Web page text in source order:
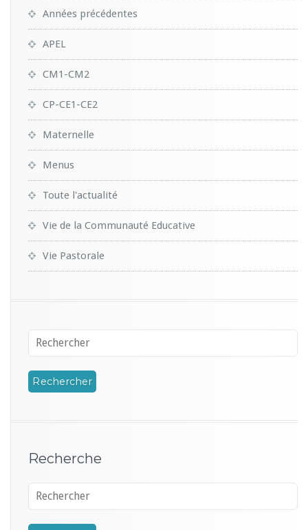
Années précédentes
APEL
CM1-CM2
CP-CE1-CE2
Maternelle
Menus
Toute l'actualité
Vie de la Communauté Educative
Vie Pastorale
Recherche